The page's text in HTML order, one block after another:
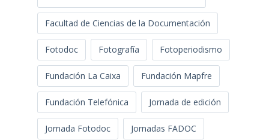
Facultad de Ciencias de la Documentación
Fotodoc Fotografía Fotoperiodismo
Fundación La Caixa Fundación Mapfre
Fundación Telefónica Jornada de edición
Jornada Fotodoc Jornadas FADOC